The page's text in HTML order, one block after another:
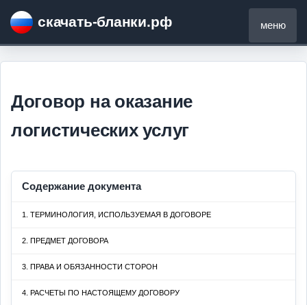
скачать-бланки.рф
Договор на оказание
логистических услуг
Содержание документа
1. ТЕРМИНОЛОГИЯ, ИСПОЛЬЗУЕМАЯ В ДОГОВОРЕ
2. ПРЕДМЕТ ДОГОВОРА
3. ПРАВА И ОБЯЗАННОСТИ СТОРОН
4. РАСЧЕТЫ ПО НАСТОЯЩЕМУ ДОГОВОРУ
меню